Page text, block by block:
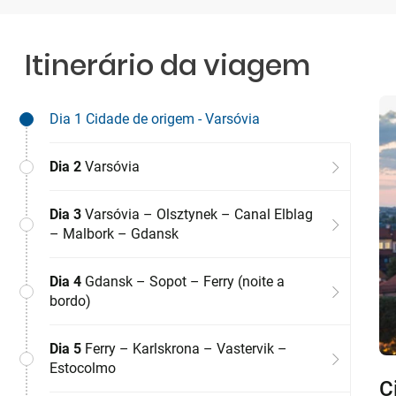
Itinerário da viagem
Dia 1 Cidade de origem - Varsóvia
Dia 2 Varsóvia
Dia 3 Varsóvia – Olsztynek – Canal Elblag
– Malbork – Gdansk
Dia 4 Gdansk – Sopot – Ferry (noite a
bordo)
Dia 5 Ferry – Karlskrona – Vastervik –
Estocolmo